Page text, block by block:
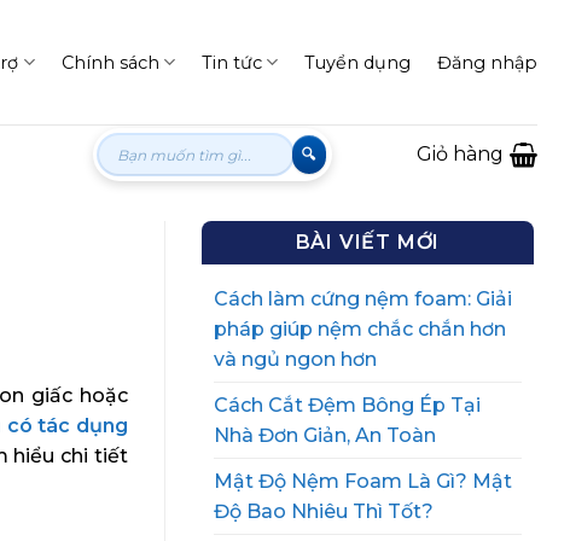
Chính sách Tin tức Tuyển dụng Đăng nhập
Tìm
kiếm:
Giỏ hàng
giấc hoặc
có tác dụng
hiểu chi tiết
BÀI VIẾT MỚI
Cách làm cứng nệm foam: Giải
pháp giúp nệm chắc chắn hơn
và ngủ ngon hơn
Cách Cắt Đệm Bông Ép Tại
Nhà Đơn Giản, An Toàn
Mật Độ Nệm Foam Là Gì? Mật
Độ Bao Nhiêu Thì Tốt?